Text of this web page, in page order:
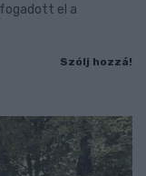
el a
Szólj hozzá!